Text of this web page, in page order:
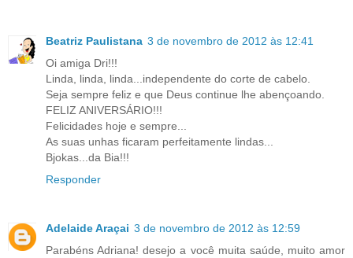
Beatriz Paulistana 3 de novembro de 2012 às 12:41
Oi amiga Dri!!!
Linda, linda, linda...independente do corte de cabelo.
Seja sempre feliz e que Deus continue lhe abençoando.
FELIZ ANIVERSÁRIO!!!
Felicidades hoje e sempre...
As suas unhas ficaram perfeitamente lindas...
Bjokas...da Bia!!!
Responder
Adelaide Araçai 3 de novembro de 2012 às 12:59
Parabéns Adriana! desejo a você muita saúde, muito amor